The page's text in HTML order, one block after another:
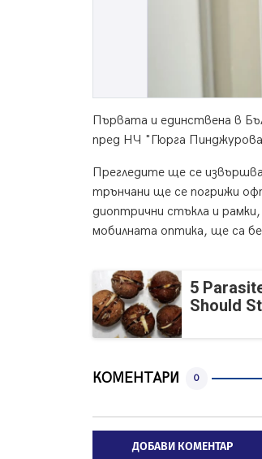
Първата и единствена в
пред НЧ "Гюрга
Прегледите ще се
трънчани ще се погрижи
диоптрични стъкла и
мобилната оптика, ще са
5
Should
КОМЕНТАРИ 0
ДОБАВИ КОМЕНТАР